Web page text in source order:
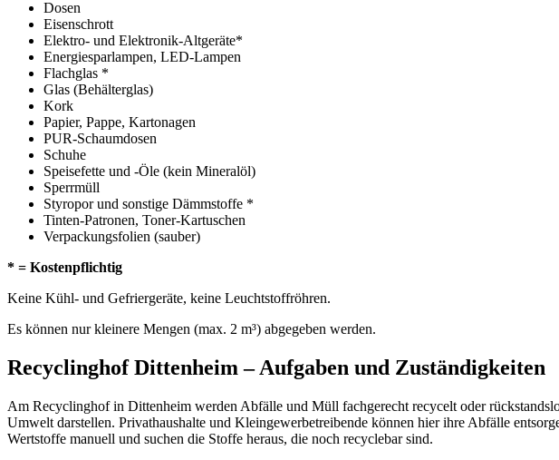
Dosen
Eisenschrott
Elektro- und Elektronik-Altgeräte*
Energiesparlampen, LED-Lampen
Flachglas *
Glas (Behälterglas)
Kork
Papier, Pappe, Kartonagen
PUR-Schaumdosen
Schuhe
Speisefette und -Öle (kein Mineralöl)
Sperrmüll
Styropor und sonstige Dämmstoffe *
Tinten-Patronen, Toner-Kartuschen
Verpackungsfolien (sauber)
* = Kostenpflichtig
Keine Kühl- und Gefriergeräte, keine Leuchtstoffröhren.
Es können nur kleinere Mengen (max. 2 m³) abgegeben werden.
Recyclinghof Dittenheim – Aufgaben und Zuständigkeiten
Am Recyclinghof in Dittenheim werden Abfälle und Müll fachgerecht recycelt oder
Umwelt darstellen. Privathaushalte und Kleingewerbetreibende können hier ihre Abfälle
Wertstoffe manuell und suchen die Stoffe heraus, die noch recyclebar sind.